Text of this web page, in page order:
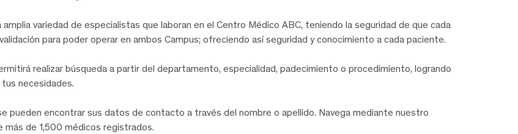
variedad de especialistas que laboran en el Centro Médico ABC, teniendo la seguridad de que cada
para poder operar en ambos Campus; ofreciendo así seguridad y conocimiento a cada paciente.
realizar búsqueda a partir del departamento, especialidad, padecimiento o procedimiento, logrando
necesidades.
pueden encontrar sus datos de contacto a través del nombre o apellido. Navega mediante nuestro
de 1,500 médicos registrados.